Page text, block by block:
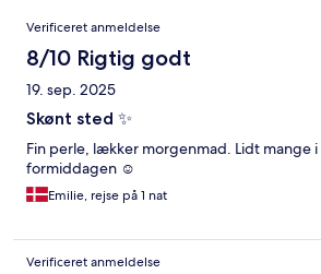
Anmeldelser
Verificeret anmeldelse
8/10 Rigtig godt
19. sep. 2025
Skønt sted ✨
Fin perle, lækker morgenmad. Lidt mange
formiddagen ☺️
Emilie, rejse på 1 nat
Verificeret anmeldelse